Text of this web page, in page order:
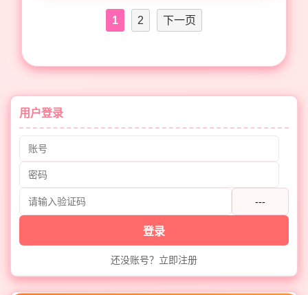
1 2 下一页
用户登录
---
登录
还没账号？立即注册